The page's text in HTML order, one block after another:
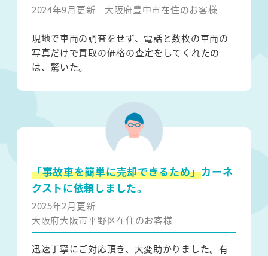
2024年9月更新 大阪府豊中市在住のお客様
現地で車両の調査をせず、電話と数枚の車両の
写真だけで買取の価格の査定をしてくれたの
は、驚いた。
「事故車を簡単に売却できるため」カーネ
クストに依頼しました。
2025年2月更新
大阪府大阪市平野区在住のお客様
迅速丁寧にご対応頂き、大変助かりました。有